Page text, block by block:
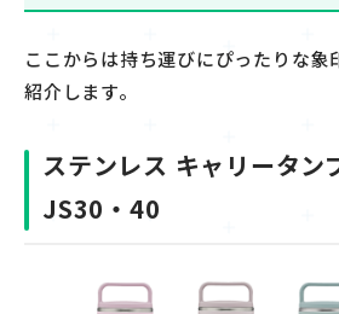
ここからは持ち運びにぴったりな象
紹介します。
ステンレス キャリータン
JS30・40